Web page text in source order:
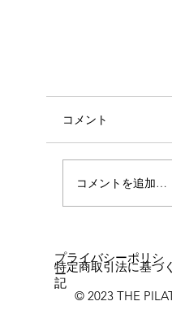
心斎橋店 店
コメント
コメントを追加…
© 2023 THE
プライバシーポリシ
ー
特定商取引法に基づ
記